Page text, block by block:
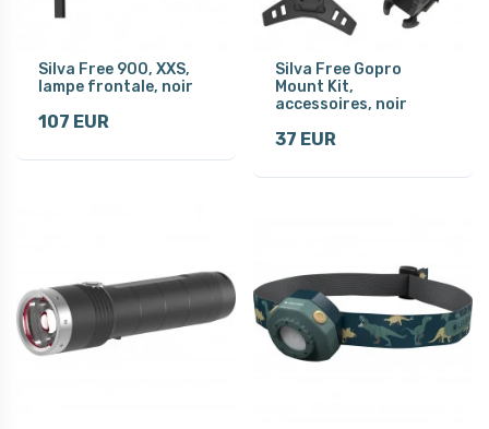
Silva Free 900, XXS,
lampe frontale, noir
107 EUR
Silva Free Gopro
Mount Kit,
accessoires, noir
37 EUR